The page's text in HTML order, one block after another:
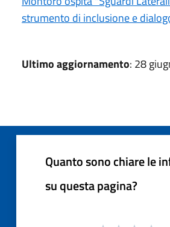
strumento di inclusione e
Ultimo aggiornamento: 28
Quanto sono chiare le
su questa pagina?